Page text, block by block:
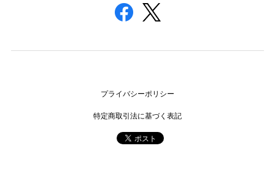
プライバシーポリシー
特定商取引法に基づく表記